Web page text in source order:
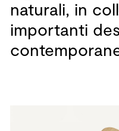
naturali, in
importanti